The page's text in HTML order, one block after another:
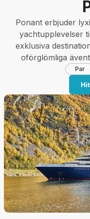
Ponant erbjuder
yachtupplevelser
exklusiva
oförglömliga
Par